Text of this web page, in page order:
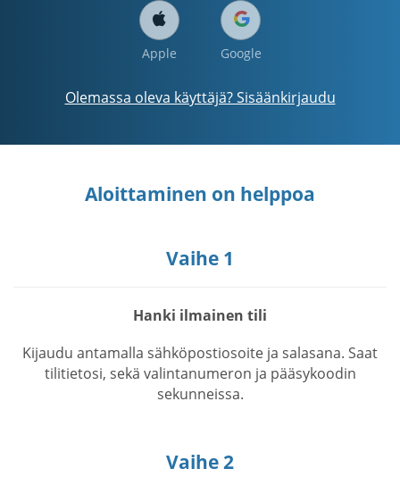
Apple Google
Olemassa oleva käyttäjä? Sisäänkirjaudu
Aloittaminen on helppoa
Vaihe 1
Hanki ilmainen tili
Kijaudu antamalla sähköpostiosoite ja salasana. Saat
tilitietosi, sekä valintanumeron ja pääsykoodin
sekunneissa.
Vaihe 2